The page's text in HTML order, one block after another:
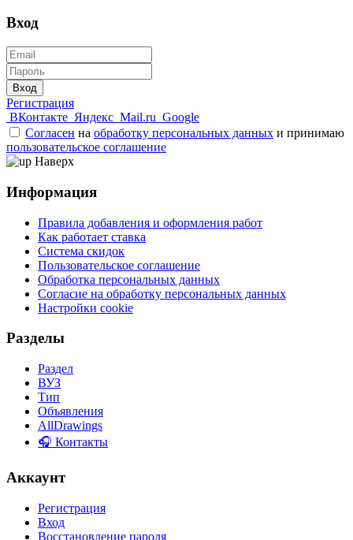
Вход
Вход
Регистрация
ВКонтакте Яндекс Mail.ru Google
Согласен на обработку персональных данных и принимаю
пользовательское соглашение
Наверх
Информация
Правила добавления и оформления работ
Как работает ставка
Система скидок
Пользовательское соглашение
Обработка персональных данных
Согласие на обработку персональных данных
Настройки cookie
Разделы
Раздел
ВУЗ
Тип
Объявления
AllDrawings
🎧 Контакты
Аккаунт
Регистрация
Вход
Восстановление пароля